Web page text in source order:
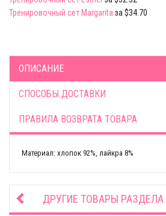
Тренировочный сет Margarita за $34.70
ОПИСАНИЕ
СПОСОБЫ ДОСТАВКИ
ПРАВИЛА ВОЗВРАТА ТОВАРА
Материал: хлопок 92%, лайкра 8%
ДРУГИЕ ТОВАРЫ РАЗДЕЛА